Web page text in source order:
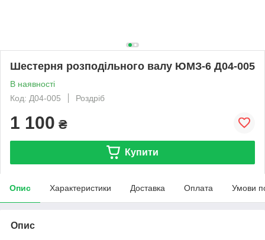
Шестерня розподільного валу ЮМЗ-6 Д04-005
В наявності
Код: Д04-005
Роздріб
1 100 ₴
Купити
Опис Характеристики Доставка Оплата Умови
Опис